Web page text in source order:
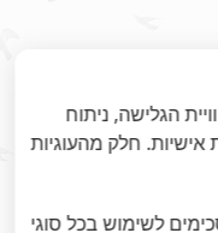
לד
הגלישה, ניתוח
חלק מהעוגיות
לשימוש בכל סוגי